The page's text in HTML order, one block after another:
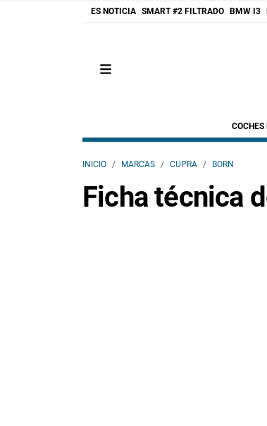
ES NOTICIA SMART #2 FILTRADO BMW I3
COCHES
INICIO MARCAS CUPRA BORN
Ficha técnica